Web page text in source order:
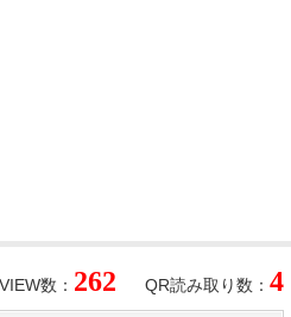
QR読み取り数： 4
VIEW数： 262